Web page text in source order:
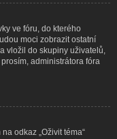
ve fóru, do kterého
moci zobrazit ostatní
vložil do skupiny uživatelů,
administrátora fóra
odkaz „Oživit téma“